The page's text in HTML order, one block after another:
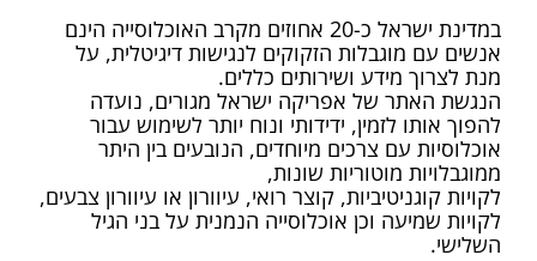
במדינת ישראל כ-20 אחוזים מקרב האוכלוסייה הינם
אנשים עם מוגבלות הזקוקים לנגישות דיגיטלית, על
מנת לצרוך מידע ושירותים כללים.
הנגשת האתר של אפריקה ישראל מגורים, נועדה
להפוך אותו לזמין, ידידותי ונוח יותר לשימוש עבור
אוכלוסיות עם צרכים מיוחדים, הנובעים בין היתר
ממוגבלויות מוטוריות שונות,
לקויות קוגניטיביות, קוצר רואי, עיוורון או עיוורון צבעים,
לקויות שמיעה וכן אוכלוסייה הנמנית על בני הגיל
השלישי.